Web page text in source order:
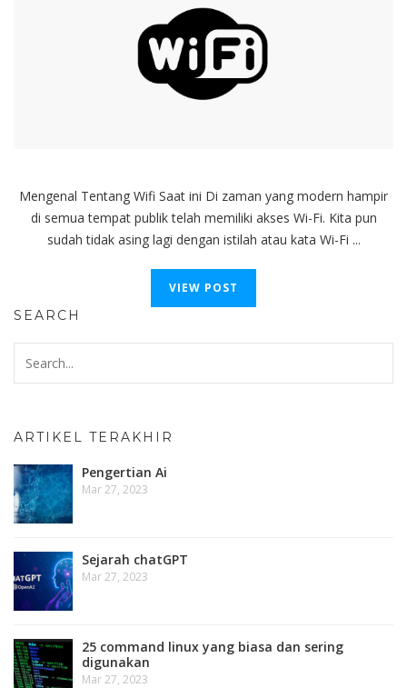
Fi
dan
Mengenal Tentang Wifi Saat ini Di zaman yang modern hampir
di semua tempat publik telah memiliki akses Wi-Fi. Kita pun
sudah tidak asing lagi dengan istilah atau kata Wi-Fi ...
VIEW POST
SEARCH
ARTIKEL TERAKHIR
Pengertian Ai
Mar 27, 2023
Sejarah chatGPT
Mar 27, 2023
25 command linux yang biasa dan sering
digunakan
Mar 27, 2023